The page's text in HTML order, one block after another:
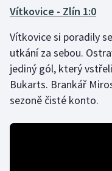
Plážový volejbal
Ragby
Rychlobruslení
Rychlostní kanoistika
Vítkovice - Zlín 1:0
Vítkovice si poradily
utkání za sebou.
jediný gól, který
Bukarts. Brankář
sezoně čisté konto.